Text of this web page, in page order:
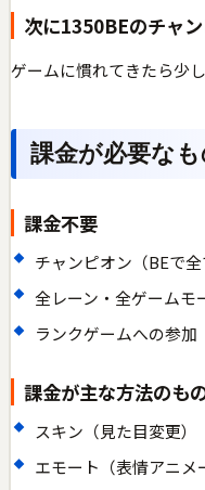
次に1350BEのチャ
ゲームに慣れてきたら少
課金が必要な
課金不要
チャンピオン（BEで全
全レーン・全ゲームモ
ランクゲームへの参加
課金が主な方法のも
スキン（見た目変更）
エモート（表情アニメ